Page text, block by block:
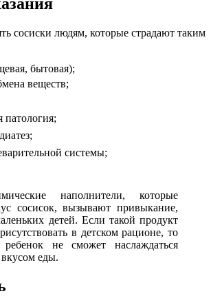
сосиски людям, которые страдают таким
бытовая);
веществ;
патология;
системы;
наполнители, которые
сосисок, вызывают привыкание,
детей. Если такой продукт
в детском рационе, то
ребенок не сможет наслаждаться
еды.